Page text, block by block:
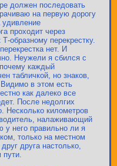
должен последовать
на первую дорогу
удивление
проходит через
образному перекрестку.
нет. И
Неужели я сбился с
каждый
табличкой, но знаков,
в этом есть
как далеко все
После недолгих
Несколько километров
налаживающий
него правильно ли я
только на местном
друга настолько,
пути.